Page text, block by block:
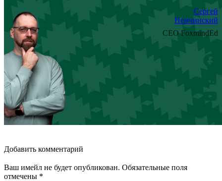
Сергей
Немчинский
CEO FoxmindEd
Добавить комментарий
Ваш имейл не будет опубликован. Обязательные поля
отмечены *